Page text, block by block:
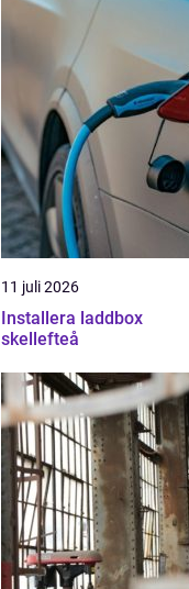
11 juli 2026
Installera laddbox
skellefteå